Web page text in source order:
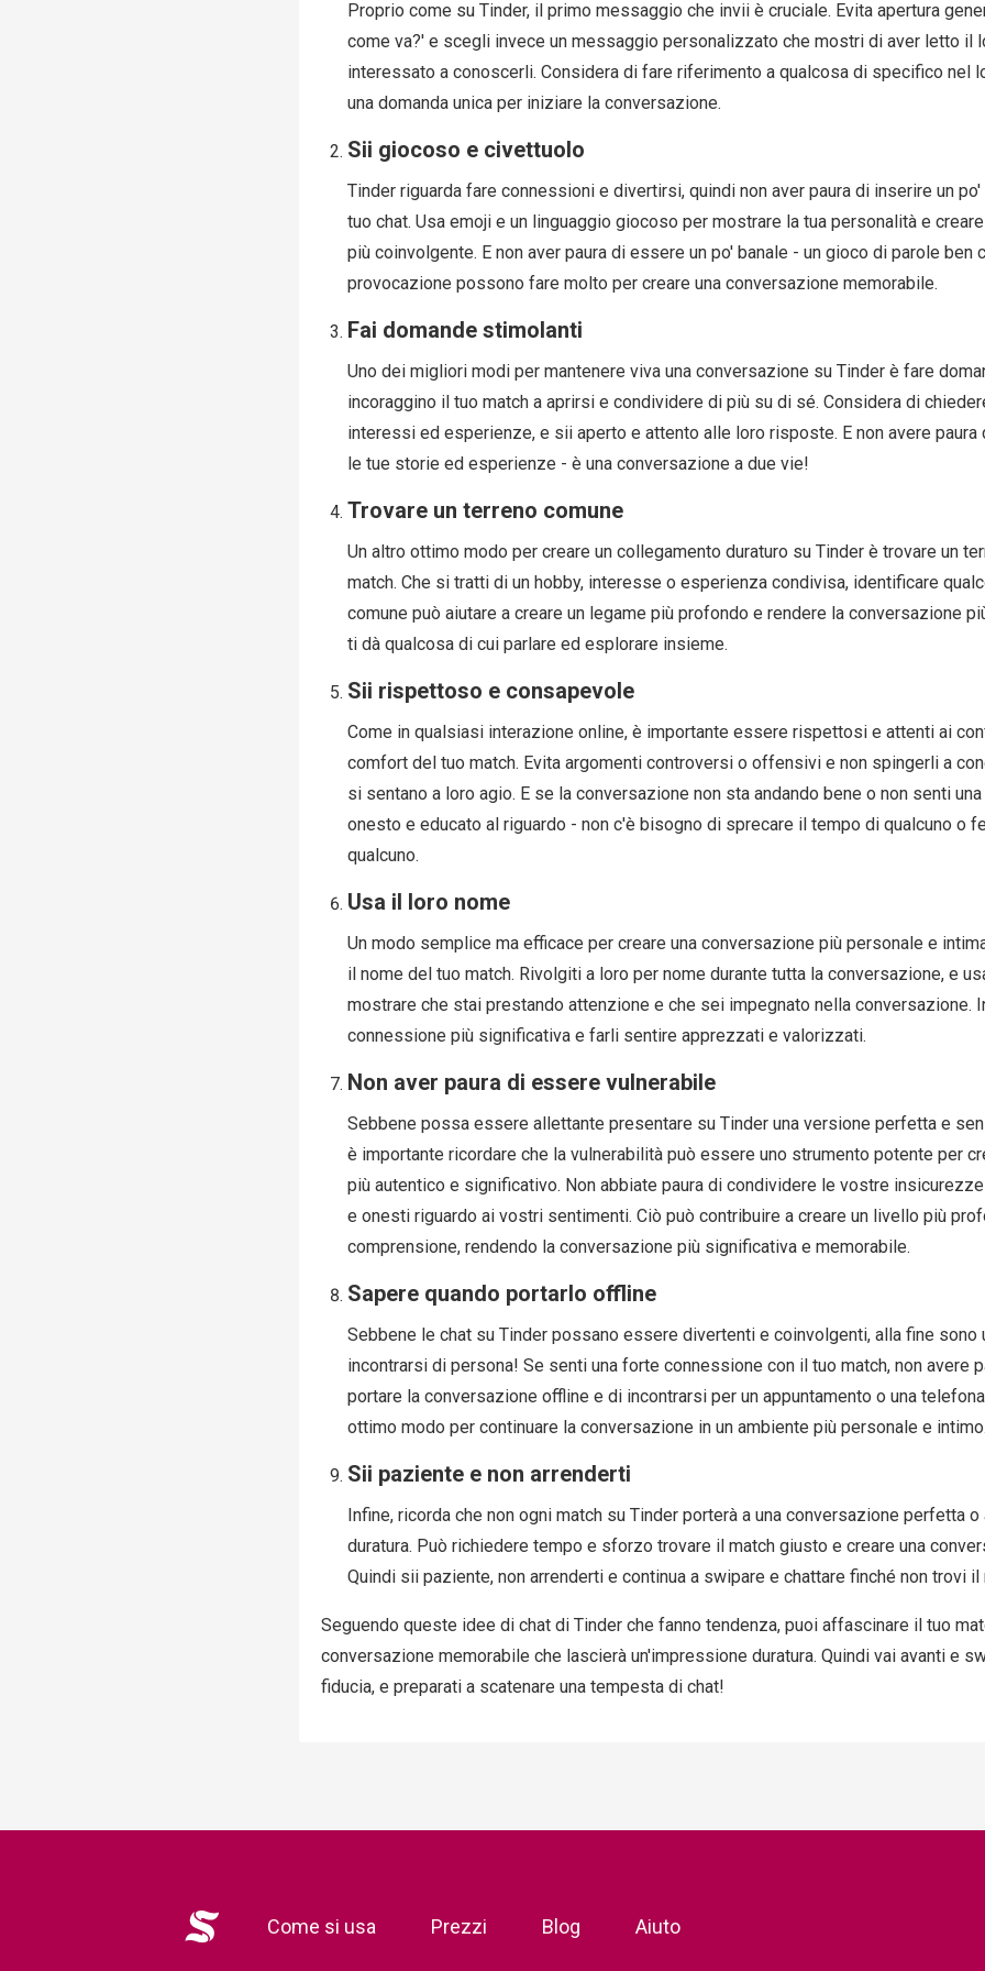
Proprio come su Tinder, il primo messaggio che invii è cruciale. Evita apertura
come va?' e scegli invece un messaggio personalizzato che mostri di aver letto il
interessato a conoscerli. Considera di fare riferimento a qualcosa di specifico nel
una domanda unica per iniziare la conversazione.
Sii giocoso e civettuolo
Tinder riguarda fare connessioni e divertirsi, quindi non aver paura di inserire un
tuo chat. Usa emoji e un linguaggio giocoso per mostrare la tua personalità e
più coinvolgente. E non aver paura di essere un po' banale - un gioco di parole ben
provocazione possono fare molto per creare una conversazione memorabile.
Fai domande stimolanti
Uno dei migliori modi per mantenere viva una conversazione su Tinder è fare
incoraggino il tuo match a aprirsi e condividere di più su di sé. Considera di
interessi ed esperienze, e sii aperto e attento alle loro risposte. E non avere paura
le tue storie ed esperienze - è una conversazione a due vie!
Trovare un terreno comune
Un altro ottimo modo per creare un collegamento duraturo su Tinder è trovare un
match. Che si tratti di un hobby, interesse o esperienza condivisa, identificare
comune può aiutare a creare un legame più profondo e rendere la conversazione
ti dà qualcosa di cui parlare ed esplorare insieme.
Sii rispettoso e consapevole
Come in qualsiasi interazione online, è importante essere rispettosi e attenti ai
comfort del tuo match. Evita argomenti controversi o offensivi e non spingerli a
si sentano a loro agio. E se la conversazione non sta andando bene o non senti
onesto e educato al riguardo - non c'è bisogno di sprecare il tempo di qualcuno o
qualcuno.
Usa il loro nome
Un modo semplice ma efficace per creare una conversazione più personale e
il nome del tuo match. Rivolgiti a loro per nome durante tutta la conversazione, e
mostrare che stai prestando attenzione e che sei impegnato nella conversazione.
connessione più significativa e farli sentire apprezzati e valorizzati.
Non aver paura di essere vulnerabile
Sebbene possa essere allettante presentare su Tinder una versione perfetta e
è importante ricordare che la vulnerabilità può essere uno strumento potente per
più autentico e significativo. Non abbiate paura di condividere le vostre
e onesti riguardo ai vostri sentimenti. Ciò può contribuire a creare un livello più
comprensione, rendendo la conversazione più significativa e memorabile.
Sapere quando portarlo offline
Sebbene le chat su Tinder possano essere divertenti e coinvolgenti, alla fine sono
incontrarsi di persona! Se senti una forte connessione con il tuo match, non avere
portare la conversazione offline e di incontrarsi per un appuntamento o una
ottimo modo per continuare la conversazione in un ambiente più personale e
Sii paziente e non arrenderti
Infine, ricorda che non ogni match su Tinder porterà a una conversazione perfetta
duratura. Può richiedere tempo e sforzo trovare il match giusto e creare una
Quindi sii paziente, non arrenderti e continua a swipare e chattare finché non trovi
Seguendo queste idee di chat di Tinder che fanno tendenza, puoi affascinare il tuo
conversazione memorabile che lascierà un'impressione duratura. Quindi vai avanti e
fiducia, e preparati a scatenare una tempesta di chat!
Logo
Come si usa Prezzi Blog Aiuto